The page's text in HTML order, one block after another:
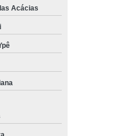
Acácias